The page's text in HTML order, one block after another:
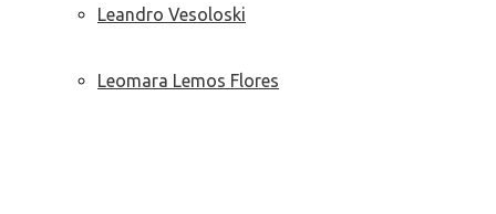
Leandro Vesoloski
Leomara Lemos Flores